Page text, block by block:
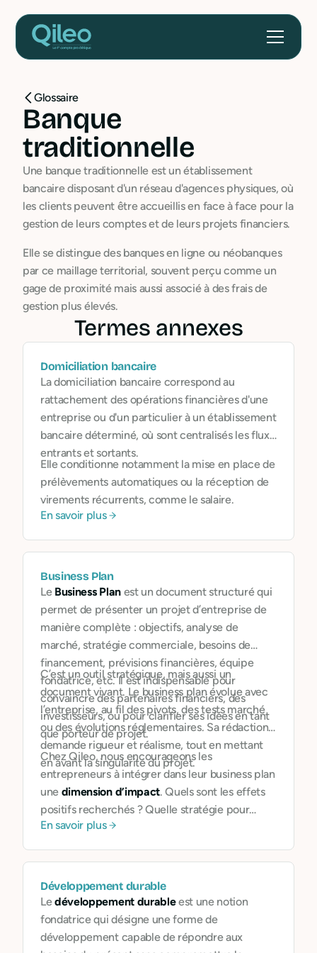
Glossaire
Banque
traditionnelle
Une banque traditionnelle est un établissement
bancaire disposant d'un réseau d'agences physiques, où
les clients peuvent être accueillis en face à face pour la
gestion de leurs comptes et de leurs projets financiers.
Elle se distingue des banques en ligne ou néobanques
par ce maillage territorial, souvent perçu comme un
gage de proximité mais aussi associé à des frais de
gestion plus élevés.
Termes annexes
Domiciliation bancaire
La domiciliation bancaire correspond au
rattachement des opérations financières d'une
entreprise ou d'un particulier à un établissement
bancaire déterminé, où sont centralisés les flux
entrants et sortants.
Elle conditionne notamment la mise en place de
prélèvements automatiques ou la réception de
virements récurrents, comme le salaire.
En savoir plus
Business Plan
Le Business Planest un document structuré qui
permet de présenter un projet d’entreprise de
manière complète : objectifs, analyse de
marché, stratégie commerciale, besoins de
financement, prévisions financières, équipe
fondatrice, etc. Il est indispensable pour
convaincre des partenaires financiers, des
investisseurs, ou pour clarifier ses idées en tant
que porteur de projet.
C’est un outil stratégique, mais aussi un
document vivant. Le business plan évolue avec
l’entreprise, au fil des pivots, des tests marché
ou des évolutions réglementaires. Sa rédaction
demande rigueur et réalisme, tout en mettant
en avant la singularité du projet.
Chez Qileo, nous encourageons les
entrepreneurs à intégrer dans leur business plan
une dimension d’impact. Quels sont les effets
positifs recherchés ? Quelle stratégie pour
mesurer ces impacts sociaux ou
sur un marché en mutation ? Cette approche
permet de bâtir un projet aligné sur les attentes
du XXIe siècle.
En savoir plus
Développement durable
Ledéveloppement durableest une notion
fondatrice qui désigne une forme de
développement capable de répondre aux